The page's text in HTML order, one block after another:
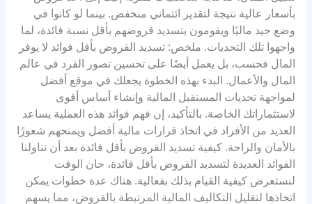
بأسعار عالية نتيجة لتقدير ائتماني منخفض. بينما لو كانوا في
وضع جيد ماليًا ويقومون بتسديد قروضهم بأقل نسبة فائدة، لما
واجهوا تلك التحديات. ملخص: تسديد القروض بأقل فوائد لا يوفر
المال فحسب، بل يعمل أيضًا على تحسين تصور الفرد في عالم
المال والأعمال. البدء بهذه الخطوة يجعلك في موقع أفضل
لمواجهة تحديات المستقبل المالية وإنشاء أساس أقوى
لاستثماراتك الخاصة. بالتأكيد، إن فهم فوائد هذه العملية يساعد
العديد من الأفراد في اتخاذ قرارات مالية أفضل ويمنحهم شعورًا
بالأمان والراحة. كيفية تسديد القروض بأقل فائدة بعد أن تناولنا
الفوائد العديدة لتسديد القروض بأقل فائدة، حان الوقت
لنستعرض كيفية القيام بذلك بفعالية. هناك عدة خطوات يمكن
اتخاذها لتقليل التكاليف المالية المرتبطة بالقروض، مما يسهم